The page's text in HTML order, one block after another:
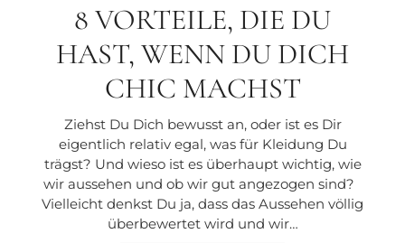
8 VORTEILE, DIE DU
HAST, WENN DU DICH
CHIC MACHST
Ziehst Du Dich bewusst an, oder ist es Dir
eigentlich relativ egal, was für Kleidung Du
trägst? Und wieso ist es überhaupt wichtig, wie
wir aussehen und ob wir gut angezogen sind?
Vielleicht denkst Du ja, dass das Aussehen völlig
überbewertet wird und wir…